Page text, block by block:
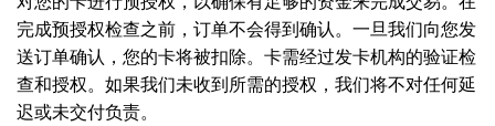
完成预授权检查之前，订单不会得到确认。一旦我们向您发
送订单确认，您的卡将被扣除。卡需经过发卡机构的验证检
查和授权。如果我们未收到所需的授权，我们将不对任何延
迟或未交付负责。